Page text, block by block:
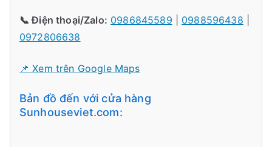
📞 Điện thoại/Zalo: 0986845589 0988596438
0972806638
📌 Xem trên Google Maps
Bản đồ đến với cửa hàng
Sunhouseviet.com: